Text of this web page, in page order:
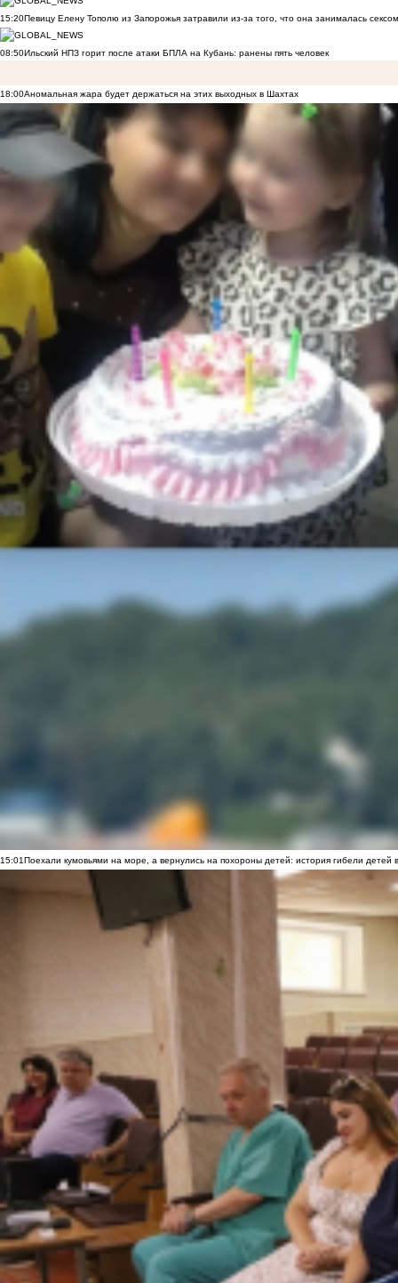
15:20Певицу Елену Тополю из Запорожья затравили из-за того, что она занималась
08:50Ильский НПЗ горит после атаки БПЛА на Кубань: ранены пять человек
18:00Аномальная жара будет держаться на этих выходных в Шахтах
15:01Поехали кумовьями на море, а вернулись на похороны детей: история гибели детей